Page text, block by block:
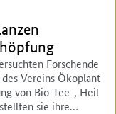
Forschende
Vereins Ökoplant
von Bio-Tee-, Heil
sie ihre…